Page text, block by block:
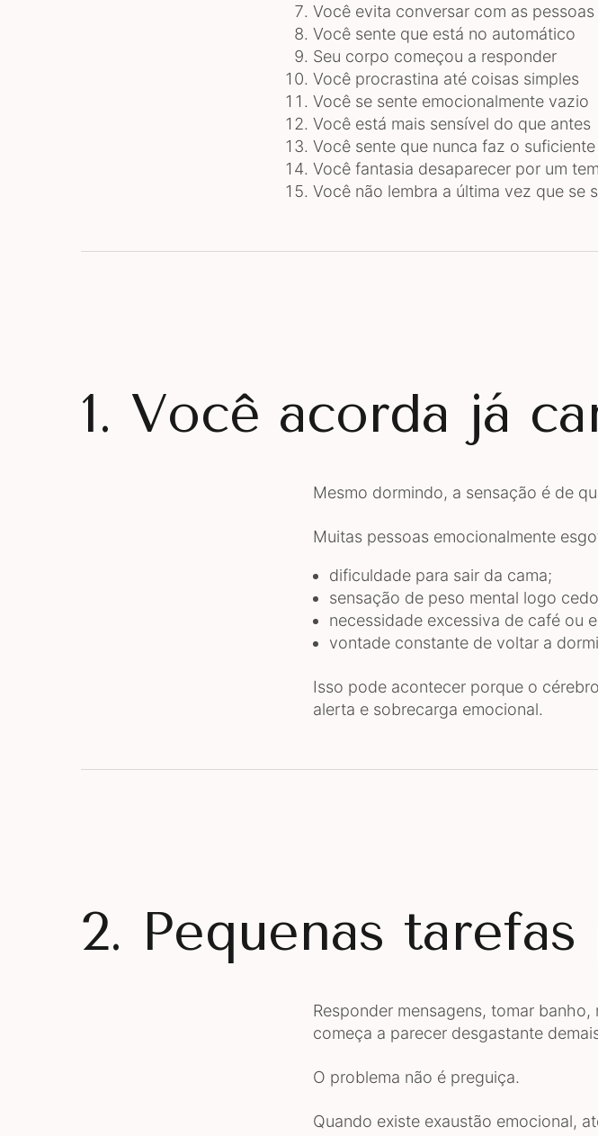
Você evita conversar com as pessoas
Você sente que está no automático
Seu corpo começou a responder
Você procrastina até coisas simples
Você se sente emocionalmente vazio
Você está mais sensível do que antes
Você sente que nunca faz o suficiente
Você fantasia desaparecer por um
Você não lembra a última vez que se
1. Você acorda já
Mesmo dormindo, a sensação é de
Muitas pessoas emocionalmente
dificuldade para sair da cama;
sensação de peso mental logo
necessidade excessiva de café ou
vontade constante de voltar a
Isso pode acontecer porque o
alerta e sobrecarga emocional.
2. Pequenas
Responder mensagens, tomar
começa a parecer desgastante
O problema não é preguiça.
Quando existe exaustão emocional,